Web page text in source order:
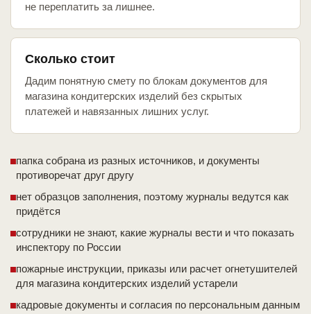
не переплатить за лишнее.
Сколько стоит
Дадим понятную смету по блокам документов для
магазина кондитерских изделий без скрытых
платежей и навязанных лишних услуг.
папка собрана из разных источников, и документы
противоречат друг другу
нет образцов заполнения, поэтому журналы ведутся как
придётся
сотрудники не знают, какие журналы вести и что показать
инспектору по России
пожарные инструкции, приказы или расчет огнетушителей
для магазина кондитерских изделий устарели
кадровые документы и согласия по персональным данным